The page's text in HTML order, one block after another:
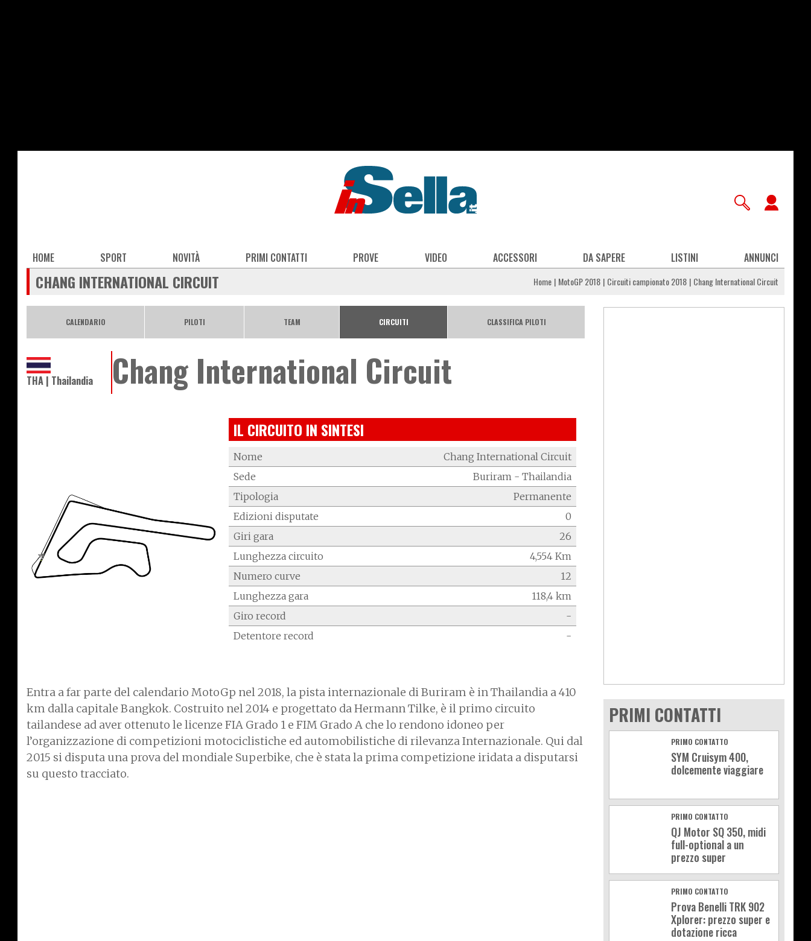
Main
navigation
HOME SPORT NOVITÀ PRIMI CONTATTI PROVE VIDEO ACCESSORI DA SAPERE LISTINI ANNUNCI
CHANG INTERNATIONAL CIRCUIT Home MotoGP 2018 Circuiti campionato 2018 Chang International Circuit
CALENDARIO PILOTI TEAM CIRCUITI CLASSIFICA PILOTI
Chang International Circuit
THA | Thailandia
IL CIRCUITO IN SINTESI
Nome
Chang International Circuit
Sede
Buriram - Thailandia
Tipologia
Permanente
Edizioni disputate
0
Giri gara
26
Lunghezza circuito
4,554 Km
Numero curve
12
Lunghezza gara
118,4 km
Giro record
-
Detentore record
-
Entra a far parte del calendario MotoGp nel 2018, la pista internazionale di Buriram è in Thailandia a 410
km dalla capitale Bangkok. Costruito nel 2014 e progettato da Hermann Tilke, è il primo circuito
tailandese ad aver ottenuto le licenze FIA Grado 1 e FIM Grado A che lo rendono idoneo per
l’organizzazione di competizioni motociclistiche ed automobilistiche di rilevanza Internazionale. Qui dal
2015 si disputa una prova del mondiale Superbike, che è stata la prima competizione iridata a disputarsi
su questo tracciato.
PRIMI CONTATTI
PRIMO CONTATTO
SYM Cruisym 400,
dolcemente viaggiare
PRIMO CONTATTO
QJ Motor SQ 350, midi
full-optional a un
prezzo super
PRIMO CONTATTO
Prova Benelli TRK 902
Xplorer: prezzo super e
dotazione ricca